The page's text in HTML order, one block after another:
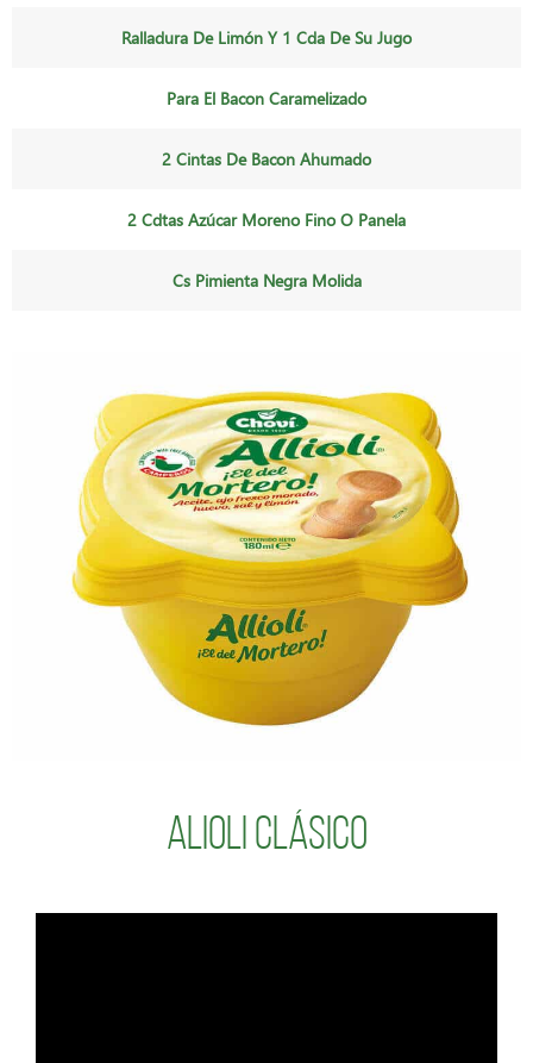
Ralladura De Limón Y 1 Cda De Su Jugo
Para El Bacon Caramelizado
2 Cintas De Bacon Ahumado
2 Cdtas Azúcar Moreno Fino O Panela
Cs Pimienta Negra Molida
Alioli Clásico